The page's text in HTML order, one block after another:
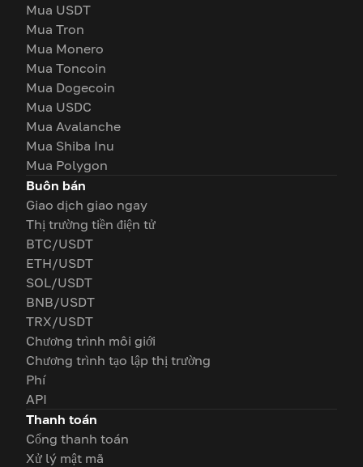
Mua USDT
Mua Tron
Mua Monero
Mua Toncoin
Mua Dogecoin
Mua USDC
Mua Avalanche
Mua Shiba Inu
Mua Polygon
Buôn bán
Giao dịch giao ngay
Thị trường tiền điện tử
BTC/USDT
ETH/USDT
SOL/USDT
BNB/USDT
TRX/USDT
Chương trình môi giới
Chương trình tạo lập thị trường
Phí
API
Thanh toán
Cổng thanh toán
Xử lý mật mã